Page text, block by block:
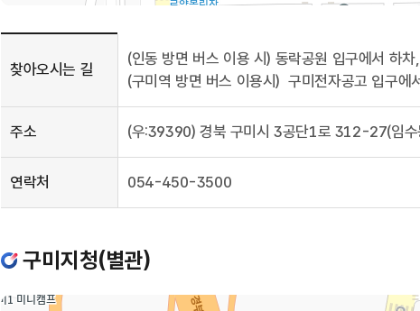
길
담은
표로,
주소,
연락처,
구성
찾아오시는 길
(인동 방면 버스 이용 시) 동락공원 입구에서 하
(구미역 방면 버스 이용시) 구미전자공고 입구
주소 (우:39390) 경북 구미시 3공단1로 312-27(임
연락처 054-450-3500
구미지청(별관)